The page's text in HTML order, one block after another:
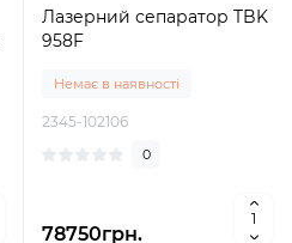
Лазерний сепаратор TBK
958F
Немає в наявності
2345-102106
0
78750грн.